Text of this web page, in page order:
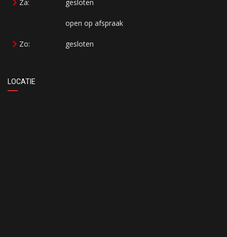
Za: gesloten
open op afspraak
Zo: gesloten
LOCATIE